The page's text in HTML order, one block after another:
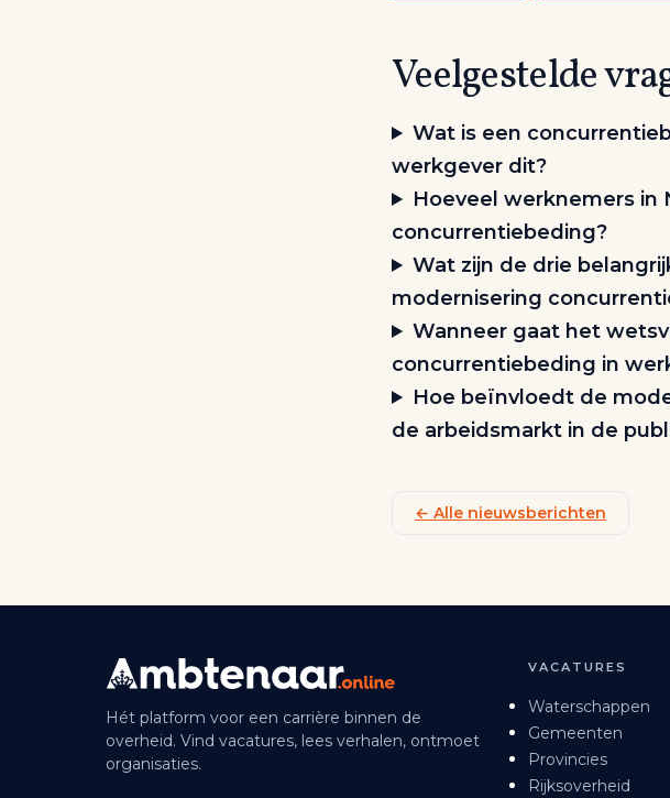
Veelgestelde
Wat is een
werkgever dit?
Hoeveel werknemers
concurrentiebeding?
Wat zijn de drie
modernisering
Wanneer gaat het
concurrentiebeding in
Hoe beïnvloedt de
de arbeidsmarkt in de
← Alle nieuwsberichten
Hét platform voor een carrière binnen de
overheid. Vind vacatures, lees verhalen, ontmoet
organisaties.
VACATURES
Waterschappen
Gemeenten
Provincies
Rijksoverheid